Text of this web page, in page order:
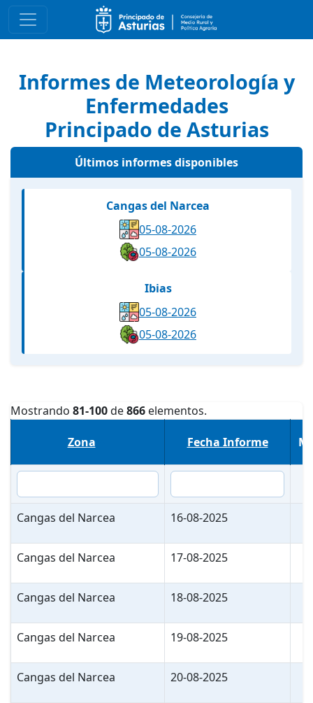
Informes de Meteorología y
Enfermedades
Principado de Asturias
Últimos informes disponibles
Cangas del Narcea
05-08-2026
05-08-2026
Ibias
05-08-2026
05-08-2026
Mostrando 81-100de866 elementos.
Zona Fecha Informe
Cangas del Narcea 16-08-2025
Cangas del Narcea 17-08-2025
Cangas del Narcea 18-08-2025
Cangas del Narcea 19-08-2025
Cangas del Narcea 20-08-2025